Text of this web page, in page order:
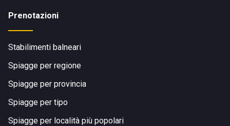
Prenotazioni
Stabilimenti balneari
Spiagge per regione
Spiagge per provincia
Spiagge per tipo
Spiagge per località più popolari